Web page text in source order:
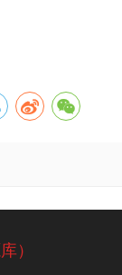
）